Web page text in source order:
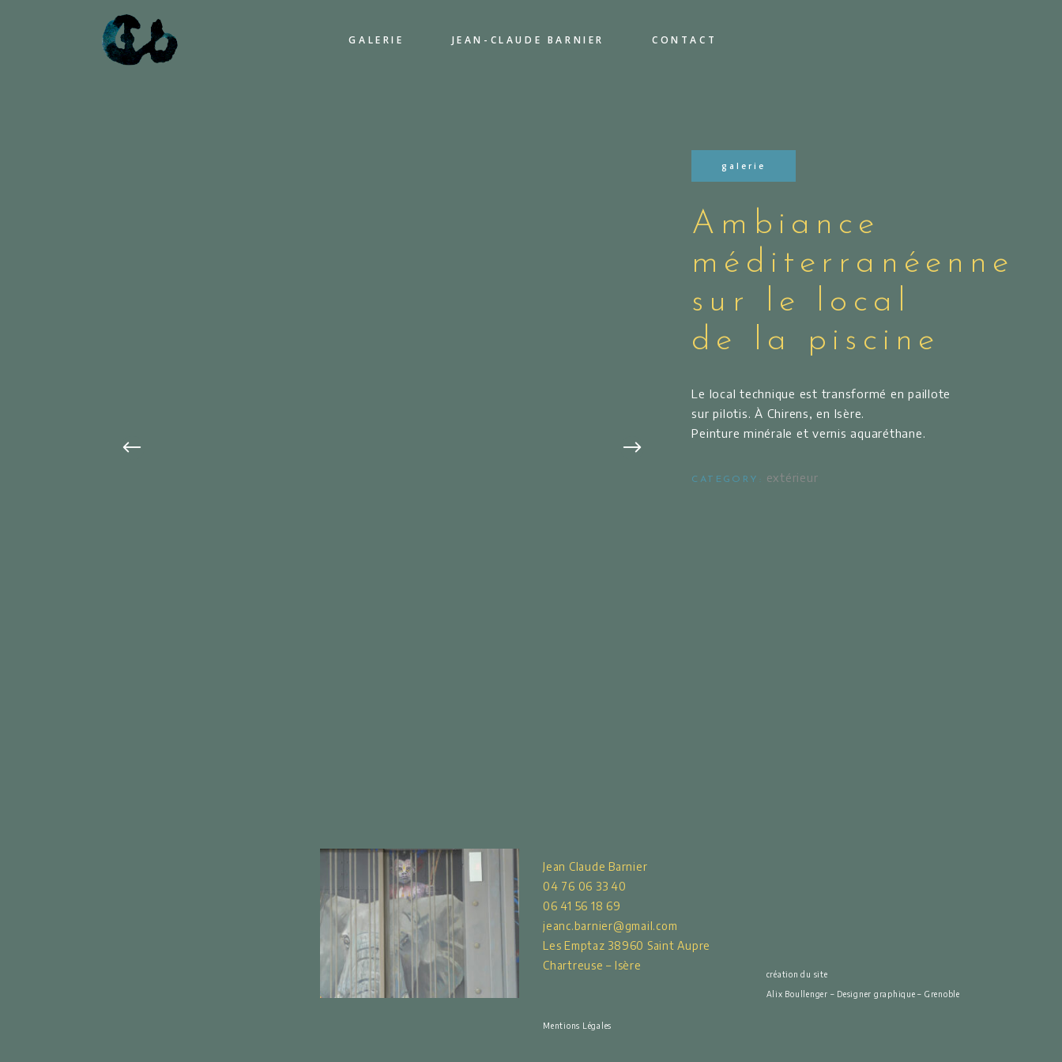
GALERIE JEAN-CLAUDE BARNIER CONTACT
galerie
Ambiance
méditerranéenne
sur le local
de la piscine
Le local technique est transformé en paillote
sur pilotis.À Chirens, en Isère.
Peinture minérale et vernis aquaréthane.
CATEGORY: extérieur
Jean Claude Barnier
04 76 06 33 40
06 41 56 18 69
jeanc.barnier@gmail.com
Les Emptaz 38960 Saint Aupre
Chartreuse – Isère
Mentions Légales
création du site
Alix Boullenger – Designer graphique – Grenoble